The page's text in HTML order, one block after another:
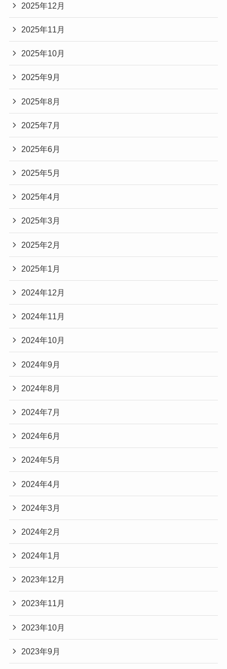
2025年12月
2025年11月
2025年10月
2025年9月
2025年8月
2025年7月
2025年6月
2025年5月
2025年4月
2025年3月
2025年2月
2025年1月
2024年12月
2024年11月
2024年10月
2024年9月
2024年8月
2024年7月
2024年6月
2024年5月
2024年4月
2024年3月
2024年2月
2024年1月
2023年12月
2023年11月
2023年10月
2023年9月